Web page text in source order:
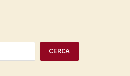
CERCA